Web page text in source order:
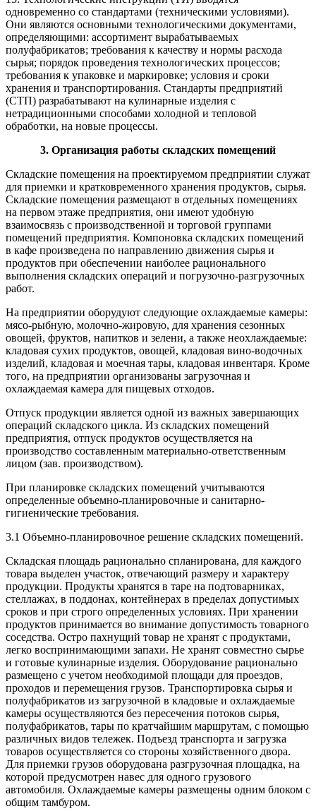
одновременно со стандартами (техническими условиями).
Они являются основными технологическими документами,
определяющими: ассортимент вырабатываемых
полуфабрикатов; требования к качеству и нормы расхода
сырья; порядок проведения технологических процессов;
требования к упаковке и маркировке; условия и сроки
хранения и транспортирования. Стандарты предприятий
(СТП) разрабатывают на кулинарные изделия с
нетрадиционными способами холодной и тепловой
обработки, на новые процессы.
3. Организация работы складских помещений
Складские помещения на проектируемом предприятии служат
для приемки и кратковременного хранения продуктов, сырья.
Складские помещения размещают в отдельных помещениях
на первом этаже предприятия, они имеют удобную
взаимосвязь с производственной и торговой группами
помещений предприятия. Компоновка складских помещений
в кафе произведена по направлению движения сырья и
продуктов при обеспечении наиболее рационального
выполнения складских операций и погрузочно-разгрузочных
работ.
На предприятии оборудуют следующие охлаждаемые камеры:
мясо-рыбную, молочно-жировую, для хранения сезонных
овощей, фруктов, напитков и зелени, а также неохлаждаемые:
кладовая сухих продуктов, овощей, кладовая вино-водочных
изделий, кладовая и моечная тары, кладовая инвентаря. Кроме
того, на предприятии организованы загрузочная и
охлаждаемая камера для пищевых отходов.
Отпуск продукции является одной из важных завершающих
операций складского цикла. Из складских помещений
предприятия, отпуск продуктов осуществляется на
производство составленным материально-ответственным
лицом (зав. производством).
При планировке складских помещений учитываются
определенные объемно-планировочные и санитарно-
гигиенические требования.
3.1 Объемно-планировочное решение складских помещений.
Складская площадь рационально спланирована, для каждого
товара выделен участок, отвечающий размеру и характеру
продукции. Продукты хранятся в таре на подтоварниках,
стеллажах, в поддонах, контейнерах в пределах допустимых
сроков и при строго определенных условиях. При хранении
продуктов принимается во внимание допустимость товарного
соседства. Остро пахнущий товар не хранят с продуктами,
легко воспринимающими запахи. Не хранят совместно сырье
и готовые кулинарные изделия. Оборудование рационально
размещено с учетом необходимой площади для проездов,
проходов и перемещения грузов. Транспортировка сырья и
полуфабрикатов из загрузочной в кладовые и охлаждаемые
камеры осуществляются без пересечения потоков сырья,
полуфабрикатов, тары по кратчайшим маршрутам, с помощью
различных видов тележек. Подъезд транспорта и загрузка
товаров осуществляется со стороны хозяйственного двора.
Для приемки грузов оборудована разгрузочная площадка, на
которой предусмотрен навес для одного грузового
автомобиля. Охлаждаемые камеры размещены одним блоком с
общим тамбуром.